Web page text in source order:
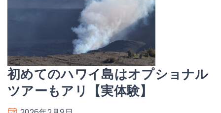
2
人
で
約
8
ハ
ワ
イ
島
初めてのハワイ島はオプショナル
ツアーもアリ【実体験】